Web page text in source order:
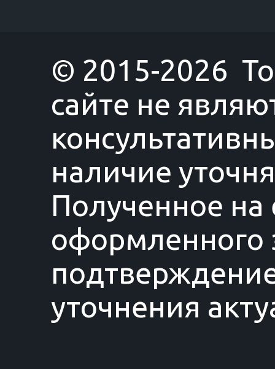
© 2015-2026
сайте не
наличие
Полученное на
оформленного
уточнения